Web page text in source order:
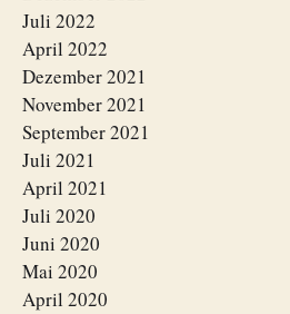
Juli 2022
April 2022
Dezember 2021
November 2021
September 2021
Juli 2021
April 2021
Juli 2020
Juni 2020
Mai 2020
April 2020